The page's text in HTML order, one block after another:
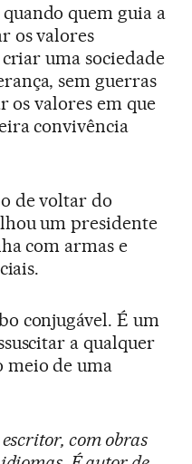
quem guia a
os valores
uma sociedade
sem guerras
os valores em que
convivência
de voltar do
um presidente
com armas e
conjugável. É um
a qualquer
meio de uma
com obras